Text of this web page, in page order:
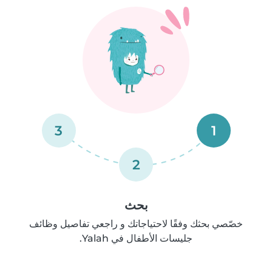
1
2
3
بحث
خصّصي بحثك وفقًا لاحتياجاتك و راجعي تفاصيل وظائف
جليسات الأطفال في Yalah.